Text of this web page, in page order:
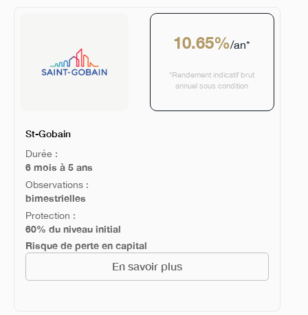
10.65%/an*
*Rendement indicatif brut
annuel sous condition
St-Gobain
Durée :
6 mois à 5 ans
Observations :
bimestrielles
Protection :
60% du niveau initial
Risque de perte en capital
En savoir plus